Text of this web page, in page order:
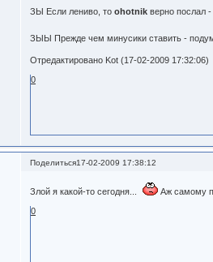
ЗЫ Если лениво, тоohotnik верно послал
ЗЫЫ Прежде чем минусики ставить -
Отредактировано Kot (17-02-2009 17:32:06)
0
Поделиться17-02-2009 17:38:12
Злой я какой-то сегодня...
Аж самому
0